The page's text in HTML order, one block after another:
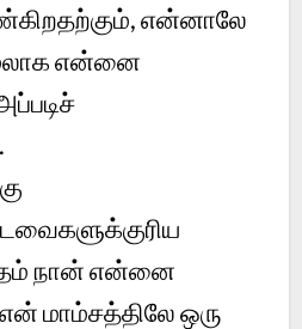
என்னாலே
என்னை
நான் என்னை
மாம்சத்திலே ஒரு